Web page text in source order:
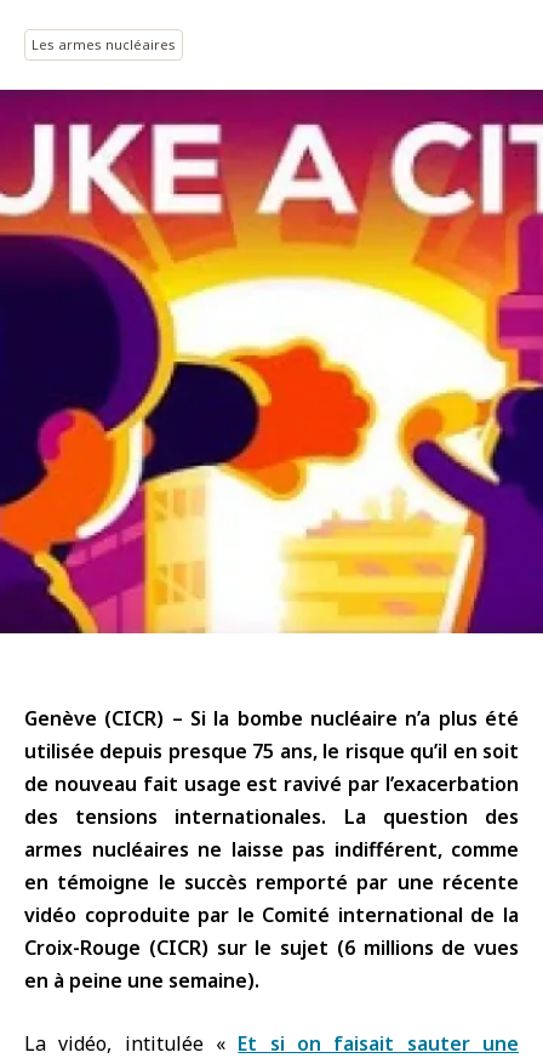
Les armes nucléaires
Genève (CICR) – Si la bombe nucléaire n’a plus été
utilisée depuis presque 75 ans, le risque qu’il en soit
de nouveau fait usage est ravivé par l’exacerbation
des tensions internationales. La question des
armes nucléaires ne laisse pas indifférent, comme
en témoigne le succès remporté par une récente
vidéo coproduite par le Comité international de la
Croix-Rouge (CICR) sur le sujet (6 millions de vues
en à peine une semaine).
La vidéo, intitulée « Et si on faisait sauter une